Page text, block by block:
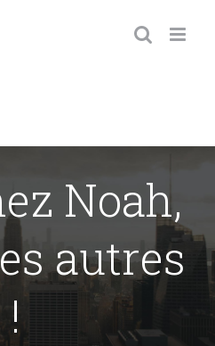
Noah,
autres
!